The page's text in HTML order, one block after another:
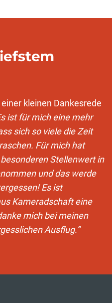
kleinen Dankesrede
ist für mich eine mehr
sich so viele die Zeit
Für mich hat
Stellenwert in
und das werde
Es ist
Kameradschaft eine
mich bei meinen
Ausflug.”